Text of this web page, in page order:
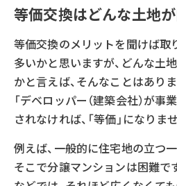
等価交換はどんな土地
等価交換のメリットを聞けば取
多いかと思いますが、どんな土
かと言えば、そんなことはありま
「デベロッパー（建築会社）が
されなければ、「等価」になりま
例えば、一般的に住宅地の立つ
そこで分譲マンションは困難で